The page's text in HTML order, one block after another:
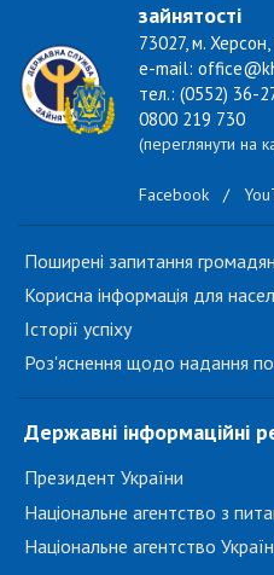
зайнятості
73027, м.
e-mail:
тел.: (0552) 36-
0800 219 730
(переглянути на
Facebook /
Поширені запитання громадян
Корисна інформація для
Історії успіху
Роз'яснення щодо надання
Державні інформаційні
Президент України
Національне агентство з
Національне агентство